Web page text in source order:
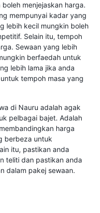
menjejaskan harga.
mempunyai kadar yang
lebih kecil mungkin boleh
Selain itu, tempoh
Sewaan yang lebih
berfaedah untuk
lebih lama jika anda
tempoh masa yang
di Nauru adalah agak
pelbagai bajet. Adalah
harga
berbeza untuk
itu, pastikan anda
teliti dan pastikan anda
dalam pakej sewaan.